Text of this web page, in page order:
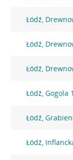
Łódź,
Łódź,
Łódź,
Łódź, Gogola
Łódź,
Łódź,